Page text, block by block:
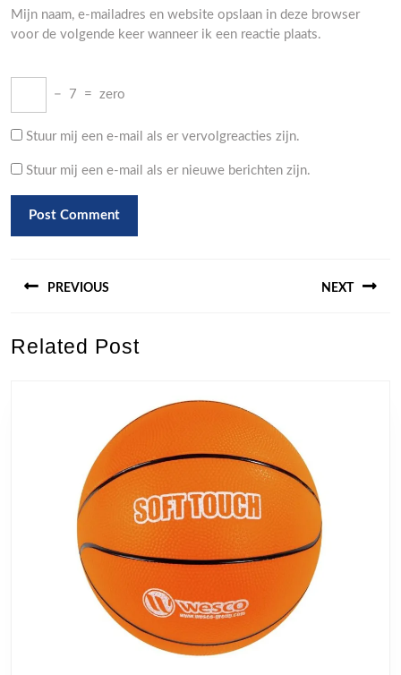
Mijn naam, e-mailadres en website opslaan in deze browser
voor de volgende keer wanneer ik een reactie plaats.
− 7 = zero
Stuur mij een e-mail als er vervolgreacties zijn.
Stuur mij een e-mail als er nieuwe berichten zijn.
PREVIOUS
post:
NEXT
Related Post